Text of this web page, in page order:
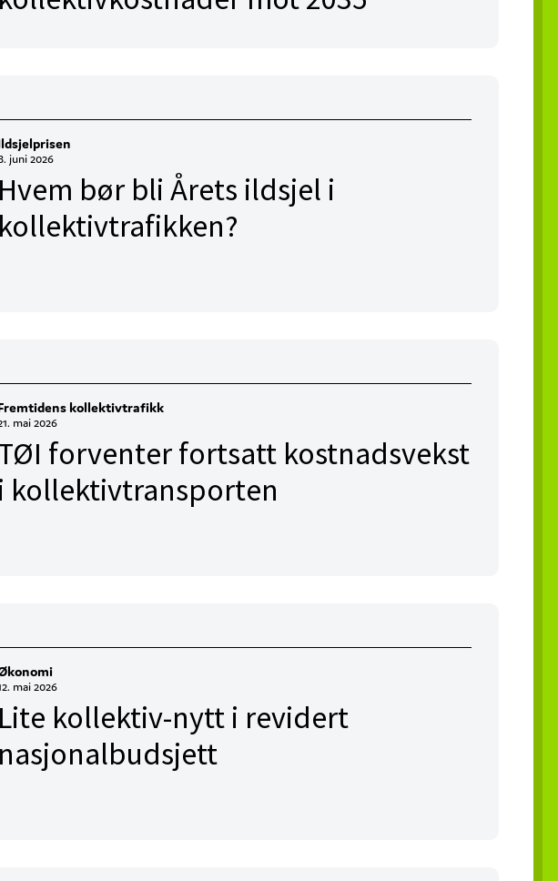
juni 2026
Hvem bør bli Årets ildsjel i
kollektivtrafikken?
kollektivtrafikk
mai 2026
forventer fortsatt kostnadsvekst
i kollektivtransporten
mai 2026
Lite kollektiv-nytt i revidert
nasjonalbudsjett